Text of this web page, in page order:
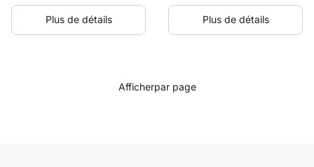
Plus de détails Plus de détails
Afficherpar page